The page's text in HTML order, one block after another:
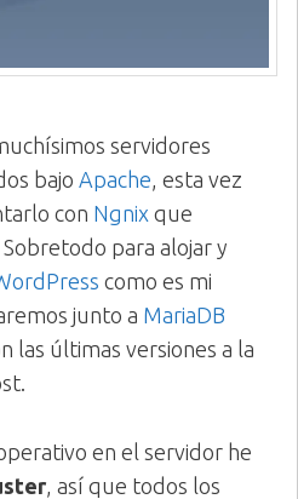
servidores
bajo Apache, esta vez
con Ngnix que
para alojar y
como es mi
junto a MariaDB
las últimas versiones a la
en el servidor he
, así que todos los